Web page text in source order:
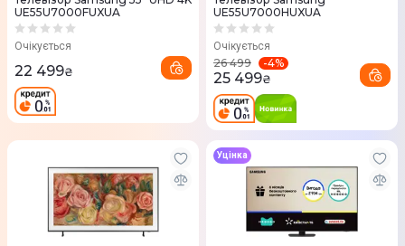
UE55U7000FUXUA
Очікується
22 499₴
UE55U7000HUXUA
Очікується
26 499 -4%
25 499₴
Уцінка